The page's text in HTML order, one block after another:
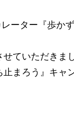
ーター『歩か
ていただきまし
止まろう』キャ